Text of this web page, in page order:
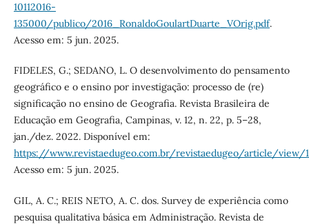
10112016-
135000/publico/2016_RonaldoGoulartDuarte_VOrig.pdf.
Acesso em: 5 jun. 2025.
FIDELES, G.; SEDANO, L. O desenvolvimento do pensamento
geográfico e o ensino por investigação: processo de (re)
significação no ensino de Geografia. Revista Brasileira de
Educação em Geografia, Campinas, v. 12, n. 22, p. 5–28,
jan./dez. 2022. Disponível em:
https://www.revistaedugeo.com.br/revistaedugeo/article/view/
Acesso em: 5 jun. 2025.
GIL, A. C.; REIS NETO, A. C. dos. Survey de experiência como
pesquisa qualitativa básica em Administração. Revista de